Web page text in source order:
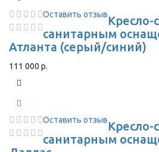
Оставить отзывКресло-
санитарным
Атланта (серый/синий)
111 000 р.
Оставить отзывКресло-
санитарным